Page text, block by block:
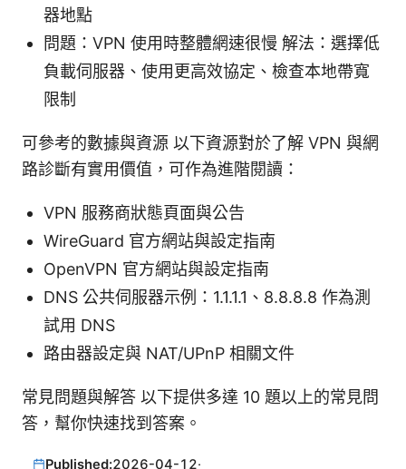
器地點
問題：VPN 使用時整體網速很慢 解法：選擇低
負載伺服器、使用更高效協定、檢查本地帶寬
限制
可參考的數據與資源 以下資源對於了解 VPN 與網
路診斷有實用價值，可作為進階閱讀：
VPN 服務商狀態頁面與公告
WireGuard 官方網站與設定指南
OpenVPN 官方網站與設定指南
DNS 公共伺服器示例：1.1.1.1、8.8.8.8 作為測
試用 DNS
路由器設定與 NAT/UPnP 相關文件
常見問題與解答 以下提供多達 10 題以上的常見問
答，幫你快速找到答案。
Published:2026-04-12·